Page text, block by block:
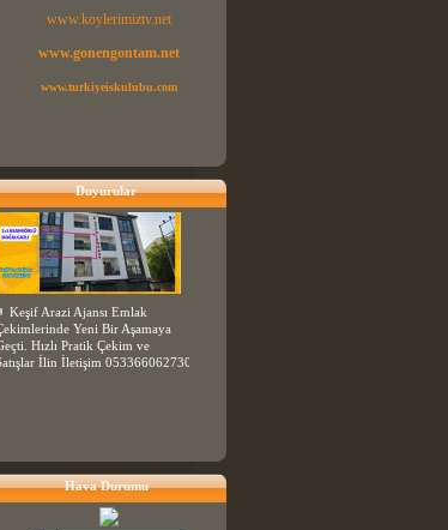
www.koylerimiztv.net
www.gonengontam.net
www.turkiyeiskulubu.com
Duyurular
Keşif Arazi Ajansı Emlak
Yeni Bir Aşamaya
Hızlı Pratik Çekim ve
İlin İletişim 053366062730
Hava Durumu